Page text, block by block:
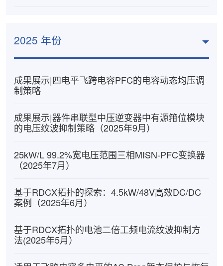
2025 年份
成果展示|四电平飞跨电容PFC的电容动态均压调
制策略
成果展示|器件串联型中压逆变器中有源箝位模块
的电压纹波抑制策略（2025年9月）
25kW/L 99.2%宽电压范围三相MISN-PFC变换器
（2025年7月）
基于RDCX拓扑的探索：4.5kW/48V高效DC/DC
案例（2025年6月）
基于RDCX拓扑的电池二倍工频电流纹波抑制方
法(2025年5月）